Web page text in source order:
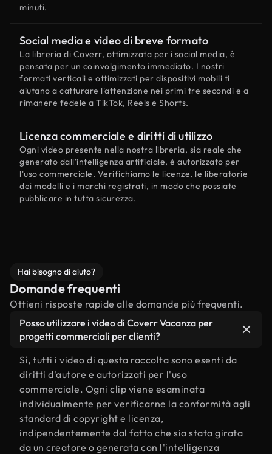
minuti.
Social media e video di breve formato
La libreria di Coverr, ottimizzata per i social media, è
pensata per un coinvolgimento immediato. I nostri
formati verticali e ottimizzati per dispositivi mobili ti
aiutano a catturare l'attenzione nei primi tre secondi e a
rimanere fedele a TikTok, Reels e Shorts.
Licenza commerciale e diritti di utilizzo
Ogni video presente nella nostra libreria, sia reale che
generato dall'intelligenza artificiale, è autorizzato per
l'uso commerciale. Verifichiamo le licenze, le liberatorie
dei modelli e i marchi registrati, in modo che possiate
pubblicare in tutta sicurezza.
Hai bisogno di aiuto?
Domande frequenti
Ottieni risposte rapide alle domande più frequenti.
Posso utilizzare i video di Coverr Vacanza per
progetti commerciali per clienti?
Sì, tutti i video di questa raccolta sono esenti da
diritti d'autore e autorizzati per l'uso
commerciale. Ogni clip viene esaminata
individualmente per verificarne la conformità agli
standard di copyright e licenza,
indipendentemente dal fatto che sia stata girata
da un creatore o generata con l'intelligenza